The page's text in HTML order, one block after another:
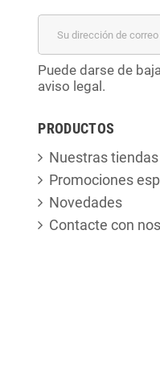
Puede darse de
aviso legal.
PRODUCTOS
Nuestras tiendas
Promociones
Novedades
Contacte con